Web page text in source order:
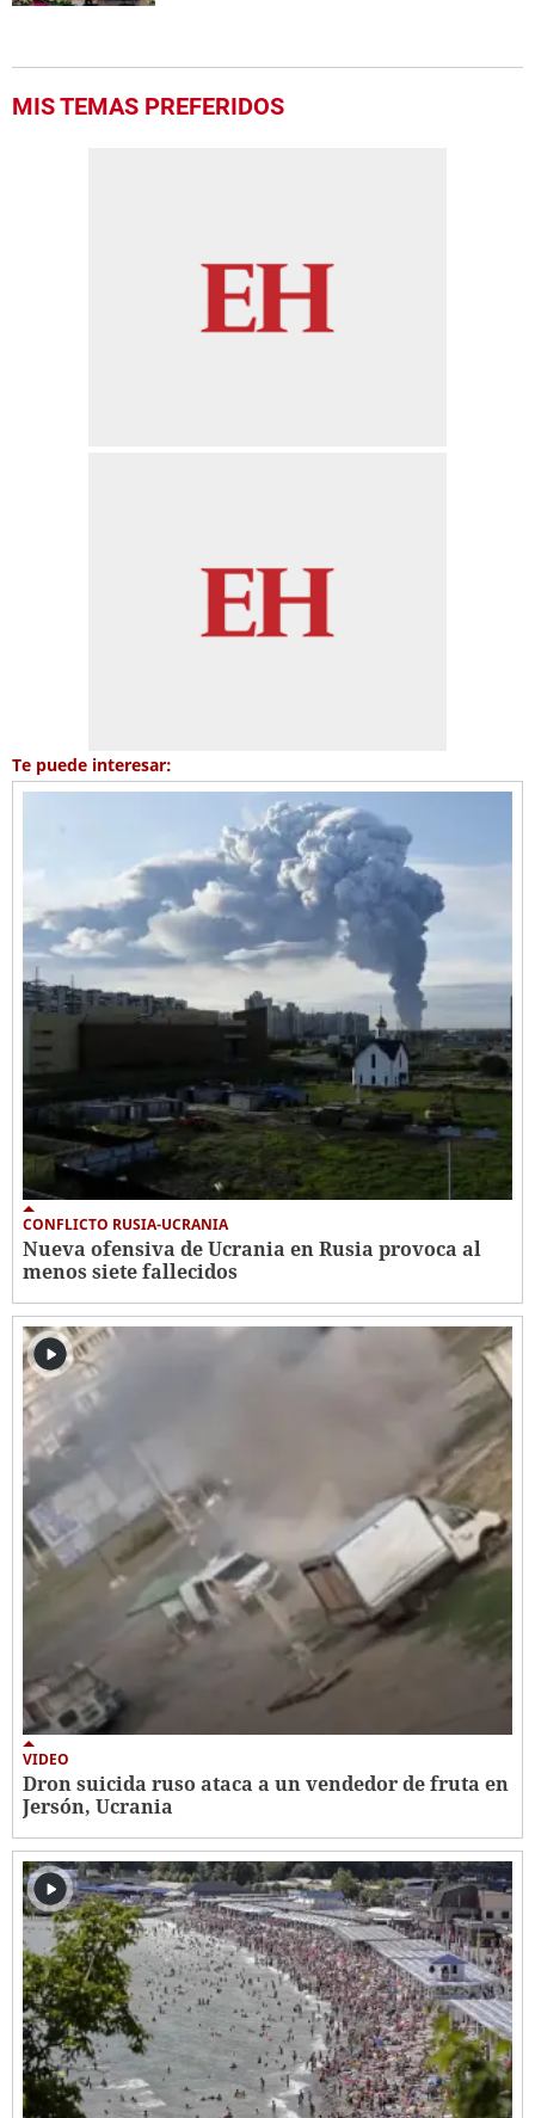
MIS TEMAS PREFERIDOS
Te puede interesar:
CONFLICTO RUSIA-UCRANIA
Nueva ofensiva de Ucrania en Rusia provoca al
menos siete fallecidos
VIDEO
Dron suicida ruso ataca a un vendedor de fruta en
Jersón, Ucrania